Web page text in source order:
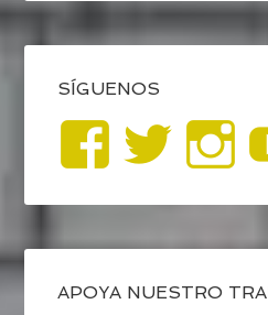
SÍGUENOS
Ver
perfil
de
Ver
de
APOYA NUESTRO